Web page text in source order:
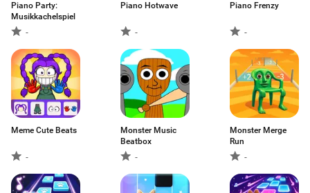
Piano Party:
Musikkachelspiel
-
Piano Hotwave
-
Piano Frenzy
-
Meme Cute Beats
-
Monster Music
Beatbox
-
Monster Merge
Run
-